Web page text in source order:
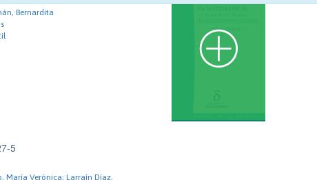
Bernardita
5
María Verónica; Larraín Díaz,